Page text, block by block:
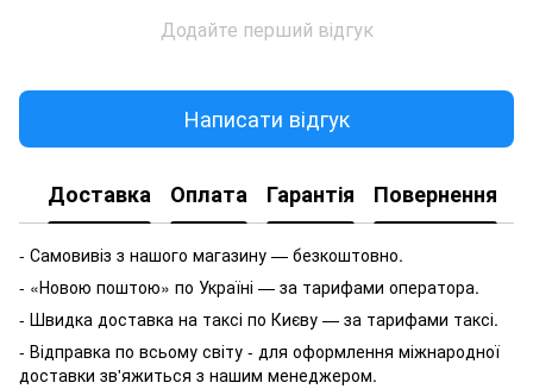
Додайте перший відгук
Написати відгук
Доставка Оплата Гарантія Повернення
- Самовивіз з нашого магазину — безкоштовно.
- «Новою поштою» по Україні — за тарифами оператора.
- Швидка доставка на таксі по Києву — за тарифами таксі.
- Відправка по всьому світу - для оформлення міжнародної
доставки зв'яжиться з нашим менеджером.